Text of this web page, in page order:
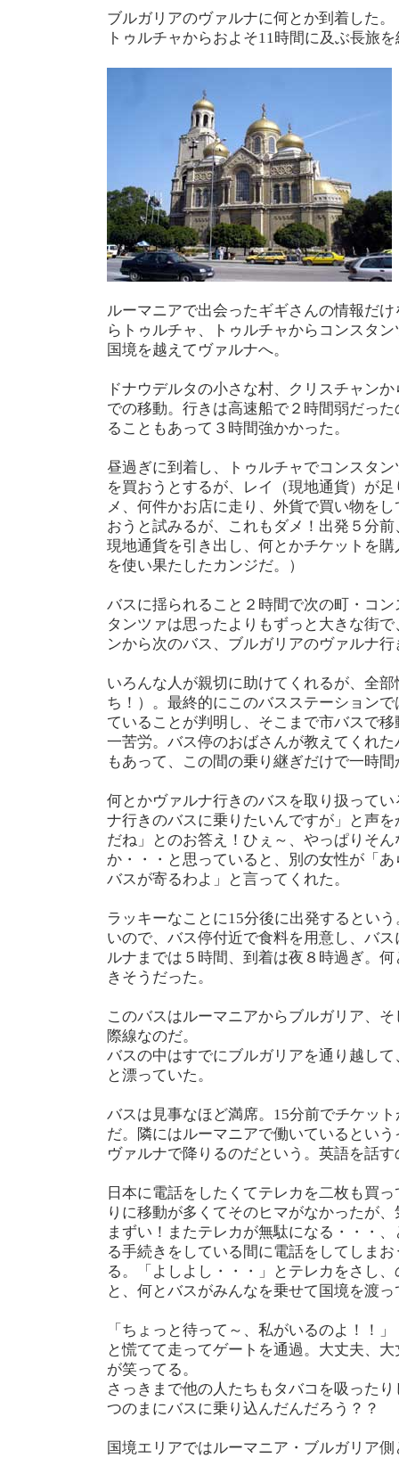
ブルガリアのヴァルナに何とか到着した。
トゥルチャからおよそ11時間に及ぶ長旅
ルーマニアで出会ったギギさんの情報だ
らトゥルチャ、トゥルチャからコンスタ
国境を越えてヴァルナへ。
ドナウデルタの小さな村、クリスチャン
での移動。行きは高速船で２時間弱だっ
ることもあって３時間強かかった。
昼過ぎに到着し、トゥルチャでコンスタ
を買おうとするが、レイ（現地通貨）が
メ、何件かお店に走り、外貨で買い物を
おうと試みるが、これもダメ！出発５分
現地通貨を引き出し、何とかチケットを
を使い果たしたカンジだ。）
バスに揺られること２時間で次の町・コ
タンツァは思ったよりもずっと大きな街
ンから次のバス、ブルガリアのヴァルナ
いろんな人が親切に助けてくれるが、全
ち！）。最終的にこのバスステーション
ていることが判明し、そこまで市バスで
一苦労。バス停のおばさんが教えてくれ
もあって、この間の乗り継ぎだけで一時
何とかヴァルナ行きのバスを取り扱って
ナ行きのバスに乗りたいんですが」と声
だね」とのお答え！ひぇ～、やっぱりそ
か・・・と思っていると、別の女性が「
バスが寄るわよ」と言ってくれた。
ラッキーなことに15分後に出発するとい
いので、バス停付近で食料を用意し、バ
ルナまでは５時間、到着は夜８時過ぎ。
きそうだった。
このバスはルーマニアからブルガリア、
際線なのだ。
バスの中はすでにブルガリアを通り越し
と漂っていた。
バスは見事なほど満席。15分前でチケッ
だ。隣にはルーマニアで働いているとい
ヴァルナで降りるのだという。英語を話
日本に電話をしたくてテレカを二枚も買
りに移動が多くてそのヒマがなかったが
まずい！またテレカが無駄になる・・・
る手続きをしている間に電話をしてしま
る。「よしよし・・・」とテレカをさし
と、何とバスがみんなを乗せて国境を渡
「ちょっと待って～、私がいるのよ！！」
と慌てて走ってゲートを通過。大丈夫、
が笑ってる。
さっきまで他の人たちもタバコを吸った
つのまにバスに乗り込んだんだろう？？
国境エリアではルーマニア・ブルガリア